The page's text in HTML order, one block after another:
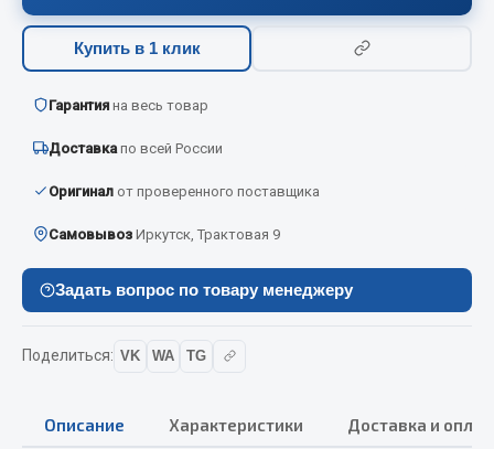
МЕТИЗЫ
Болты
Кольца стопорные
Пресс-масленки
Хомуты
Купить в 1 клик
Гарантия на весь товар
Доставка по всей России
Оригинал от проверенного поставщика
Самовывоз Иркутск, Трактовая 9
Задать вопрос по товару менеджеру
Поделиться: VK WA TG
Описание Характеристики Доставка и